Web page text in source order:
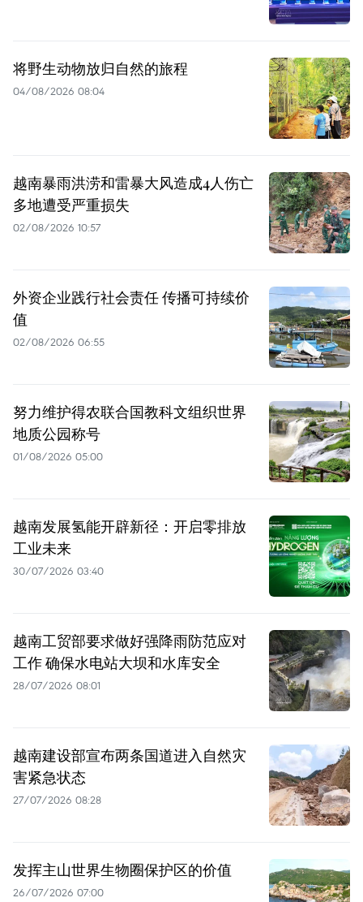
将野生动物放归自然的旅程
04/08/2026 08:04
越南暴雨洪涝和雷暴大风造成4人伤亡
多地遭受严重损失
02/08/2026 10:57
外资企业践行社会责任 传播可持续价
值
02/08/2026 06:55
努力维护得农联合国教科文组织世界
地质公园称号
01/08/2026 05:00
越南发展氢能开辟新径：开启零排放
工业未来
30/07/2026 03:40
越南工贸部要求做好强降雨防范应对
工作 确保水电站大坝和水库安全
28/07/2026 08:01
越南建设部宣布两条国道进入自然灾
害紧急状态
27/07/2026 08:28
发挥主山世界生物圈保护区的价值
26/07/2026 07:00